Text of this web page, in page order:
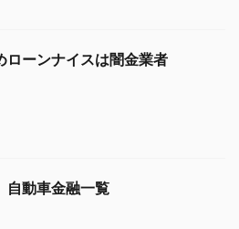
ローンナイスは闇金業者
動車金融一覧